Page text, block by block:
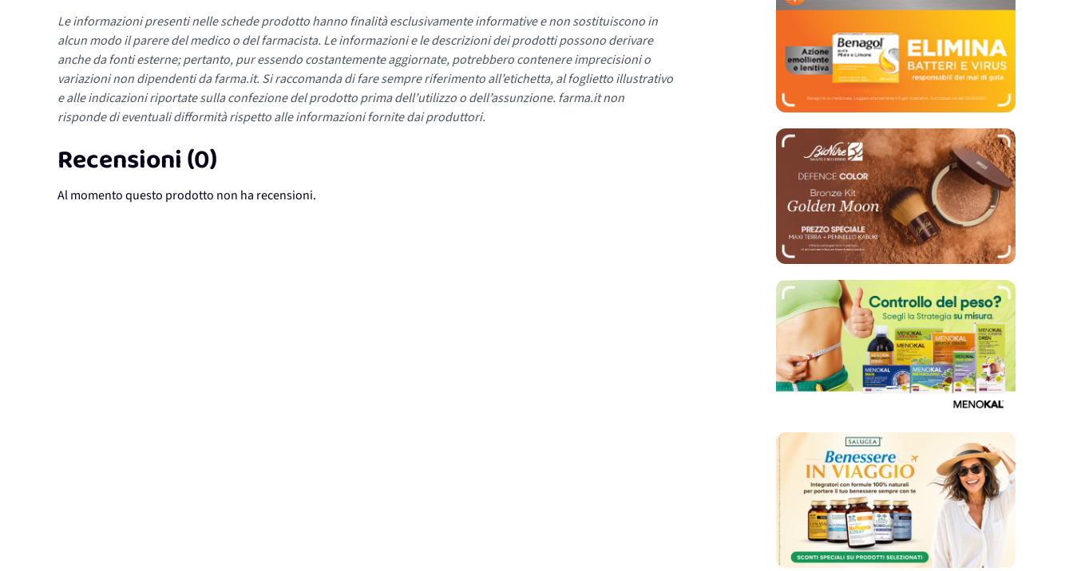
Le informazioni presenti nelle schede prodotto hanno finalità esclusivamente informative e non sostituiscono in
alcun modo il parere del medico o del farmacista. Le informazioni e le descrizioni dei prodotti possono derivare
anche da fonti esterne; pertanto, pur essendo costantemente aggiornate, potrebbero contenere imprecisioni o
variazioni non dipendenti da farma.it. Si raccomanda di fare sempre riferimento all’etichetta, al foglietto illustrativo
e alle indicazioni riportate sulla confezione del prodotto prima dell’utilizzo o dell’assunzione. farma.it non
risponde di eventuali difformità rispetto alle informazioni fornite dai produttori.
Recensioni (0)
Al momento questo prodotto non ha recensioni.